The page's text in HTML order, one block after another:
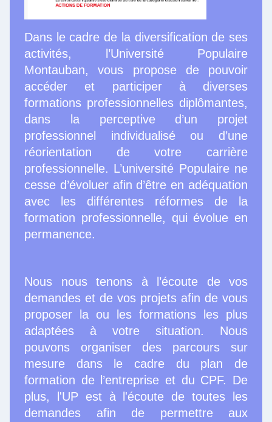
Dans le cadre de la diversification de ses
activités, l’Université Populaire
Montauban, vous propose de pouvoir
accéder et participer à diverses
formations professionnelles diplômantes,
dans la perceptive d’un projet
professionnel individualisé ou d’une
réorientation de votre carrière
professionnelle. L’université Populaire ne
cesse d’évoluer afin d’être en adéquation
avec les différentes réformes de la
formation professionnelle, qui évolue en
permanence.
Nous nous tenons à l’écoute de vos
demandes et de vos projets afin de vous
proposer la ou les formations les plus
adaptées à votre situation. Nous
pouvons organiser des parcours sur
mesure dans le cadre du plan de
formation de l’entreprise et du CPF. De
plus, l'UP est à l'écoute de toutes les
demandes afin de permettre aux